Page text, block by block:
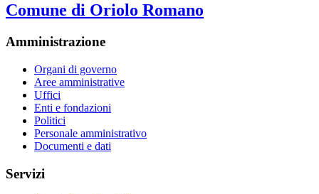
Comune di Oriolo Romano
Amministrazione
Organi di governo
Aree amministrative
Uffici
Enti e fondazioni
Politici
Personale amministrativo
Documenti e dati
Servizi